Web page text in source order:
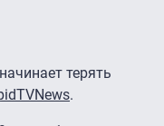
терять
.